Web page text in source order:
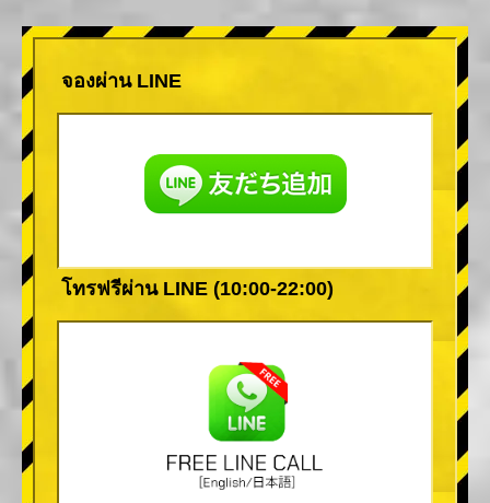
จองผ่าน LINE
โทรฟรีผ่าน LINE (10:00-22:00)